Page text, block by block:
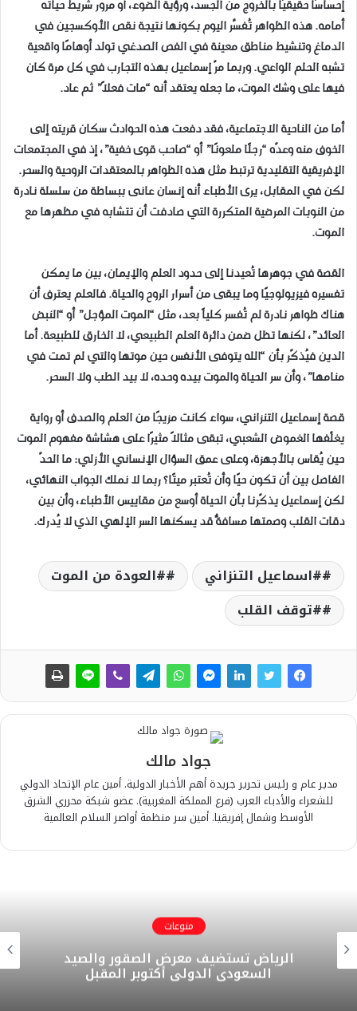
إحساسًا حقيقيًا بالخروج من الجسد، ورؤية الضوء، أو مرور شريط حياته
أمامه. هذه الظواهر تُفسَّر اليوم بكونها نتيجة نقص الأوكسجين في
الدماغ وتنشيط مناطق معينة في الفص الصدغي تولد أوهامًا واقعية
تشبه الحلم الواعي. وربما مرّ إسماعيل بهذه التجارب في كل مرة كان
فيها على وشك الموت، ما جعله يعتقد أنه “مات فعلاً” ثم عاد.
أما من الناحية الاجتماعية، فقد دفعت هذه الحوادث سكان قريته إلى
الخوف منه وعدّه “رجلًا ملعونًا” أو “صاحب قوى خفية”، إذ في المجتمعات
الإفريقية التقليدية ترتبط مثل هذه الظواهر بالمعتقدات الروحية والسحر.
لكن في المقابل، يرى الأطباء أنه إنسان عانى ببساطة من سلسلة نادرة
من النوبات المرضية المتكررة التي صادفت أن تتشابه في مظهرها مع
الموت.
القصة في جوهرها تُعيدنا إلى حدود العلم والإيمان، بين ما يمكن
تفسيره فيزيولوجيًا وما يبقى من أسرار الروح والحياة. فالعلم يعترف أن
هناك ظواهر نادرة لم تُفسر كلياً بعد، مثل “الموت المؤجل” أو “النبض
العائد”، لكنها تظل ضمن دائرة العلم الطبيعي، لا الخارق للطبيعة. أما
الدين فيُذكّر بأن “الله يتوفى الأنفس حين موتها والتي لم تمت في
منامها”، وأن سر الحياة والموت بيده وحده، لا بيد الطب ولا السحر.
قصة إسماعيل التنزاني، سواء كانت مزيجًا من العلم والصدف أو رواية
يغلّفها الغموض الشعبي، تبقى مثالاً مثيرًا على هشاشة مفهوم الموت
حين يُقاس بالأجهزة، وعلى عمق السؤال الإنساني الأزلي: ما الحدّ
الفاصل بين أن تكون حيًا وأن تُعتبر ميتًا؟ ربما لا نملك الجواب النهائي،
لكن إسماعيل يذكّرنا بأن الحياة أوسع من مقاييس الأطباء، وأن بين
دقات القلب وصمتها مسافةٌ قد يسكنها السر الإلهي الذي لا يُدرك.
#اسماعيل التنزاني
#العودة من الموت
#توقف القلب
جواد مالك
مدير عام و رئيس تحرير جريدة أهم الأخبار الدولية. أمين عام الإتحاد الدولي
للشعراء والأدباء العرب (فرع المملكة المغربية). عضو شبكة محرري الشرق
الأوسط وشمال إفريقيا. أمين سر منظمة أواصر السلام العالمية
منوعات
الرياض تستضيف معرض الصقور والصيد
السعودي الدولي أكتوبر المقبل